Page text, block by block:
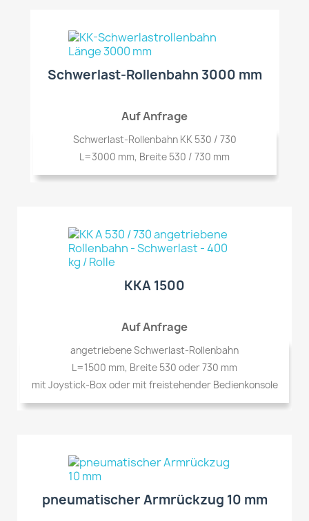
Schwerlast-Rollenbahn 3000 mm
Auf Anfrage
Schwerlast-Rollenbahn KK 530 / 730
L=3000 mm, Breite 530 / 730 mm
KKA 1500
Auf Anfrage
angetriebene Schwerlast-Rollenbahn
L=1500 mm, Breite 530 oder 730 mm
mit Joystick-Box oder mit freistehender Bedienkonsole
pneumatischer Armrückzug 10 mm